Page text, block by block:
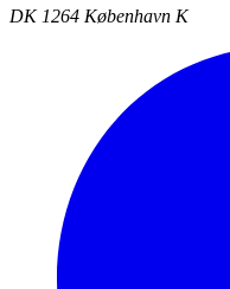
DK 1264 København K